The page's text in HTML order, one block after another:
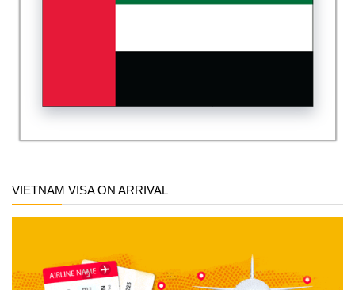
VIETNAM VISA ON ARRIVAL